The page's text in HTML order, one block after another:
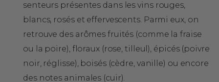
senteurs présentes dans les vins rouges,
blancs, rosés et effervescents. Parmi eux, on
retrouve des arômes fruités (comme la fraise
ou la poire), floraux (rose, tilleul), épicés (poivre
noir, réglisse), boisés (cèdre, vanille) ou encore
des notes animales (cuir).